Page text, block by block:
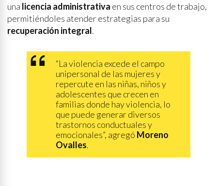
una licencia administrativa en sus centros de trabajo,
permitiéndoles atender estrategias para su
recuperación integral.
“La violencia excede el campo
unipersonal de las mujeres y
repercute en las niñas, niños y
adolescentes que crecen en
familias donde hay violencia, lo
que puede generar diversos
trastornos conductuales y
emocionales”, agregó Moreno
Ovalles.